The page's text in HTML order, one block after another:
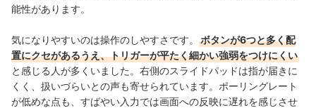
能性があります。
気になりやすいのは操作のしやすさです。
ボタンが6つと多く配
置にクセがあるうえ、トリガーが平たく細かい強弱をつけにくい
と感じる人が多くいました。右側のスライドパッドは指が届きに
くく、扱いづらいとの声も寄せられています。ポーリングレート
が低めな点も、すばやい入力では画面への反映に遅れを感じさせ